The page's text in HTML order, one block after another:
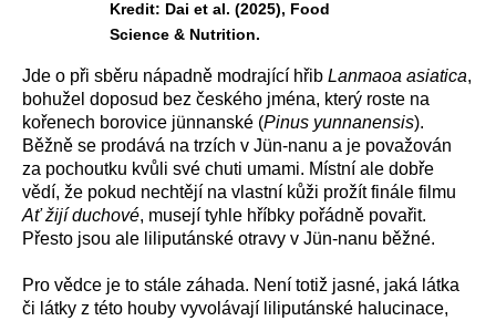
Kredit: Dai et al. (2025), Food
Science & Nutrition.
Jde o při sběru nápadně modrající hřib Lanmaoa asiatica,
bohužel doposud bez českého jména, který roste na
kořenech borovice jünnanské (Pinus yunnanensis).
Běžně se prodává na trzích v Jün-nanu a je považován
za pochoutku kvůli své chuti umami. Místní ale dobře
vědí, že pokud nechtějí na vlastní kůži prožít finále filmu
Ať žijí duchové, musejí tyhle hříbky pořádně povařit.
Přesto jsou ale liliputánské otravy v Jün-nanu běžné.
Pro vědce je to stále záhada. Není totiž jasné, jaká látka
či látky z této houby vyvolávají liliputánské halucinace,